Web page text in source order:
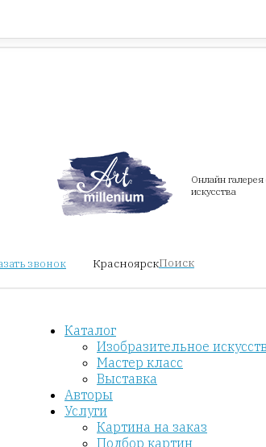
Онлайн
искусства
звонок КрасноярскПоиск
Каталог
Изобразительное
Мастер класс
Выставка
Авторы
Услуги
Картина на заказ
Подбор картин